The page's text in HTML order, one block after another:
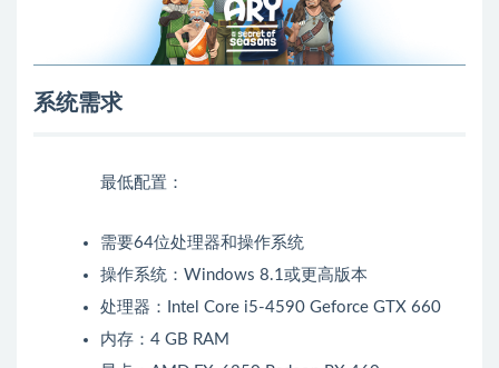
系统需求
最低配置：
需要64位处理器和操作系统
操作系统：Windows 8.1或更高版本
处理器：Intel Core i5-4590 Geforce GTX 660
内存：4 GB RAM